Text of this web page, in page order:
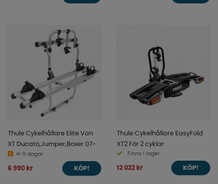
Thule Cykelhållare Elite Van
XT Ducato,Jumper,Boxer 07-
4-9 dagar
6 990 kr KÖP!
Thule Cykelhållare EasyFold
XT2 För 2 cyklar
Finns i lager
12 022 kr KÖP!